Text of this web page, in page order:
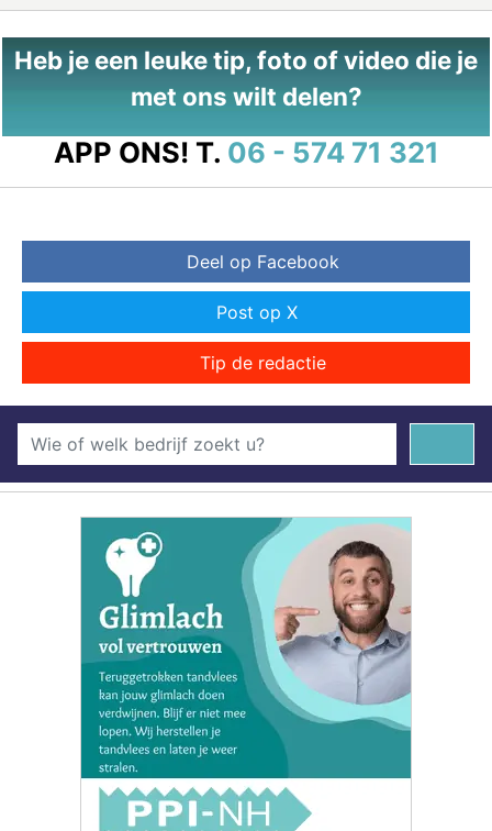
Heb je een leuke tip, foto of video die je
met ons wilt delen?
APP ONS! T. 06 - 574 71 321
Deel op Facebook
Post op X
Tip de redactie